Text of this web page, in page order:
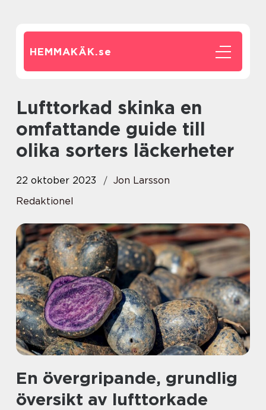
HEMMAKÄK.se
Lufttorkad skinka en
omfattande guide till
olika sorters läckerheter
22 oktober 2023
Jon Larsson
Redaktionel
En övergripande, grundlig
översikt av lufttorkade